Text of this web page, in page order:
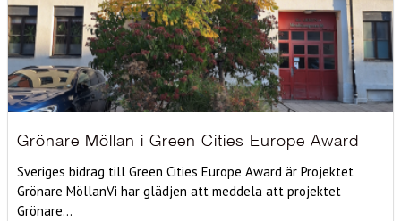
Grönare Möllan i Green Cities Europe Award
Sveriges bidrag till Green Cities Europe Award är Projektet
Grönare MöllanVi har glädjen att meddela att projektet
Grönare...